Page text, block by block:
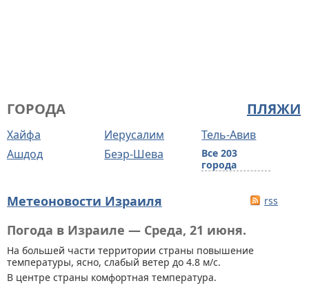
ПЛЯЖИ
ГОРОДА
Хайфа Иерусалим
Тель-Авив
Ашдод
Беэр-Шева
Все 203
города
Метеоновости Израиля rss
Погода в Израиле — Среда, 21 июня.
На большей части территории страны повышение
температуры, ясно, слабый ветер до 4.8 м/с.
В центре страны комфортная температура.